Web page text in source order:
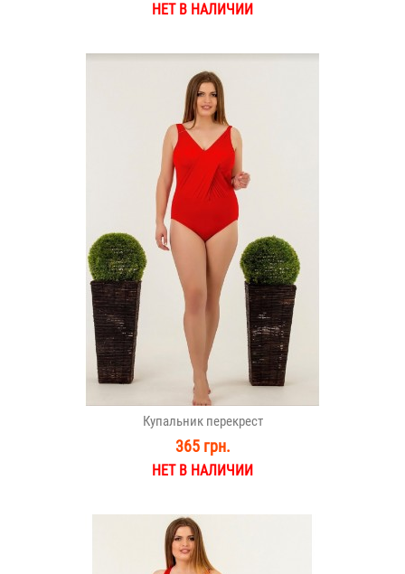
НЕТ В НАЛИЧИИ
Купальник перекрест
365 грн.
НЕТ В НАЛИЧИИ